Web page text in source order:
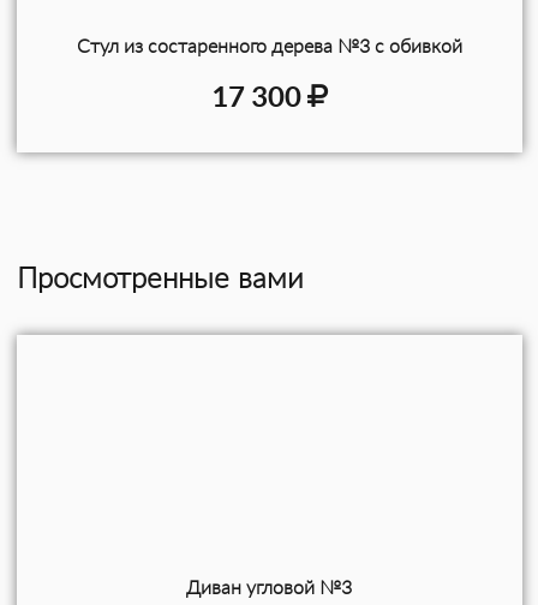
Стул из состаренного дерева №3 с обивкой
17 300
Просмотренные вами
Диван угловой №3